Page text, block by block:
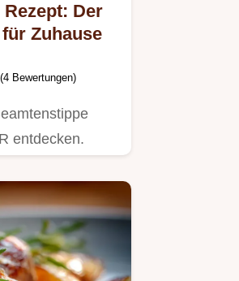
Der
Zuhause
Bewertungen)
entdecken.